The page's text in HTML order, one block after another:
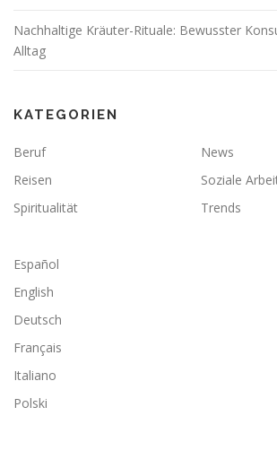
Nachhaltige Kräuter-Rituale: Bewusster
Alltag
KATEGORIEN
Beruf
News
Reisen
Soziale
Spiritualität
Trends
Español
English
Deutsch
Français
Italiano
Polski